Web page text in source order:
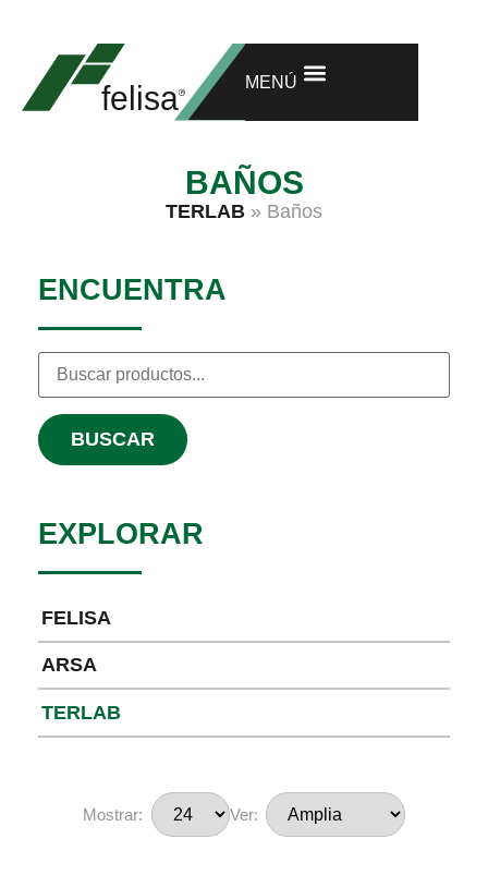
MENÚ
BAÑOS
TERLAB » Baños
ENCUENTRA
BUSCAR
EXPLORAR
FELISA
ARSA
TERLAB
Mostrar: Ver: